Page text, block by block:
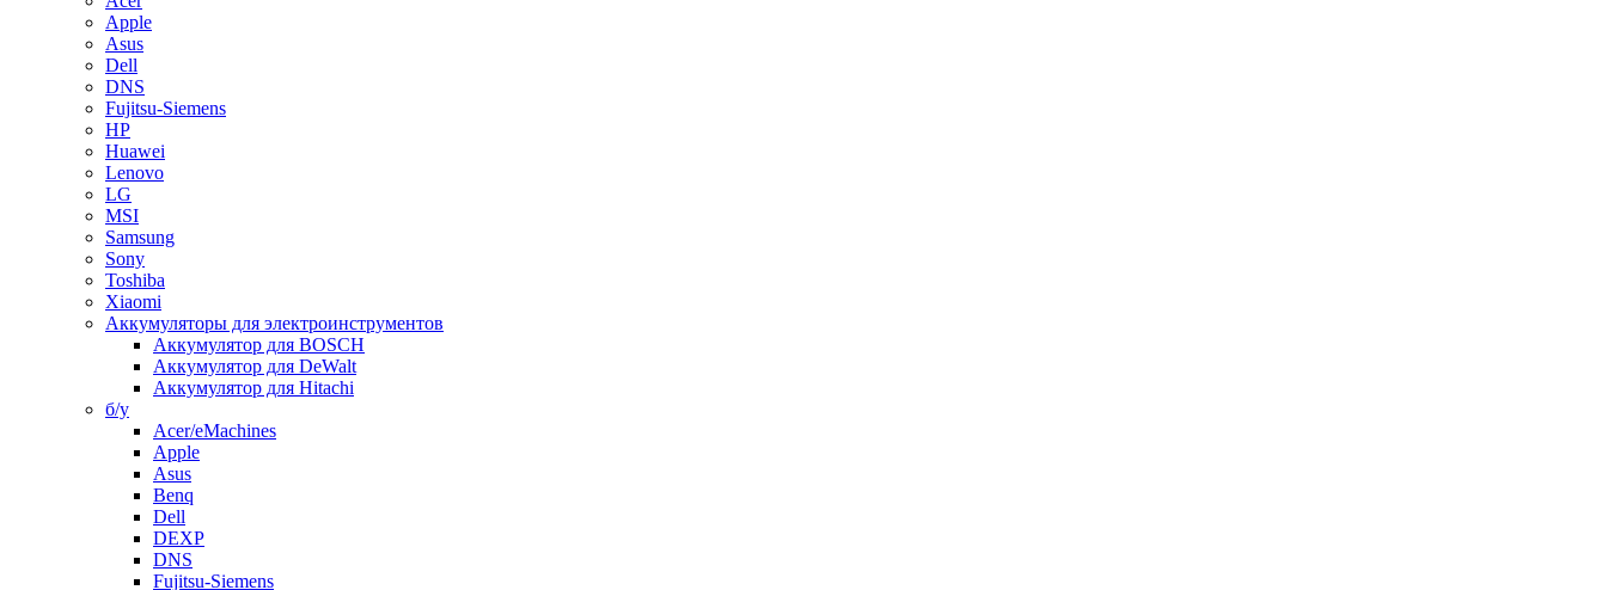
Apple
Asus
Dell
DNS
Fujitsu-Siemens
HP
Huawei
Lenovo
LG
MSI
Samsung
Sony
Toshiba
Xiaomi
Аккумуляторы для электроинструментов
Аккумулятор для BOSCH
Аккумулятор для DeWalt
Аккумулятор для Hitachi
б/у
Acer/eMachines
Apple
Asus
Benq
Dell
DEXP
DNS
Fujitsu-Siemens